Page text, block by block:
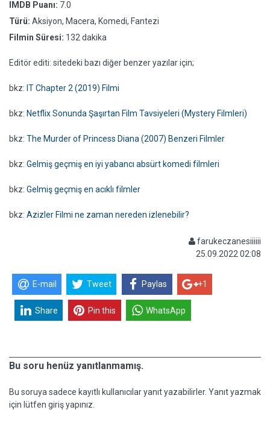
IMDB Puanı: 7.0
Türü: Aksiyon, Macera, Komedi, Fantezi
Filmin Süresi: 132 dakika
Editör editi: sitedeki bazı diğer benzer yazılar için;
bkz: IT Chapter 2 (2019) Filmi
bkz: Netflix Sonunda Şaşırtan Film Tavsiyeleri (Mystery Filmleri)
bkz: The Murder of Princess Diana (2007) Benzeri Filmler
bkz: Gelmiş geçmiş en iyi yabancı absürt komedi filmleri
bkz: Gelmiş geçmiş en acıklı filmler
bkz: Azizler Filmi ne zaman nereden izlenebilir?
farukeczanesiiiiii
25.09.2022 02:08
E-mail Tweet Paylas +1
Share Pin this WhatsApp
Bu soru henüz yanıtlanmamış.
Bu soruya sadece kayıtlı kullanıcılar yanıt yazabilirler. Yanıt yazmak
için lütfen giriş yapınız.